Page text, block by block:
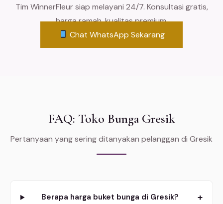
Tim WinnerFleur siap melayani 24/7. Konsultasi gratis,
harga ramah, kualitas premium.
Chat WhatsApp Sekarang
FAQ: Toko Bunga Gresik
Pertanyaan yang sering ditanyakan pelanggan di Gresik
Berapa harga buket bunga di Gresik? +